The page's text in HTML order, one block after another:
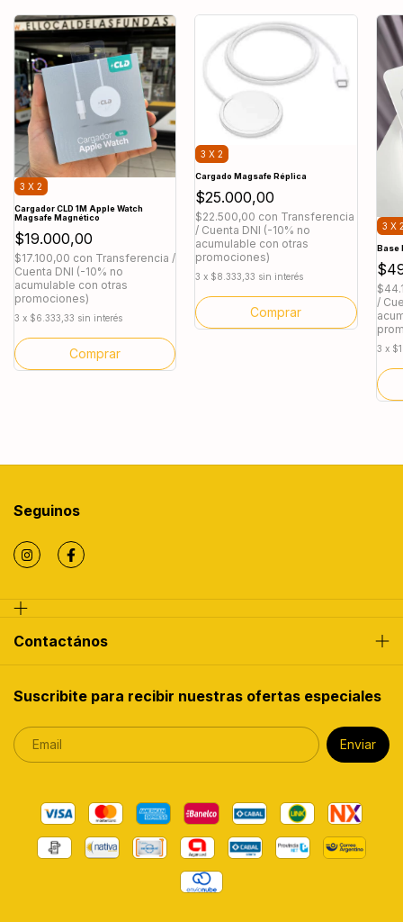
3 X 2
Cargador CLD 1M Apple Watch
Magsafe Magnético
$19.000,00
$17.100,00 con Transferencia /
Cuenta DNI (-10% no
acumulable con otras
promociones)
3 x $6.333,33 sin interés
3 X 2
Cargado Magsafe Réplica
$25.000,00
$22.500,00 con Transferencia
/ Cuenta DNI (-10% no
acumulable con otras
promociones)
3 x $8.333,33 sin interés
3 X
Base
/
3 x
Seguinos
Contactános
Suscribite para recibir nuestras ofertas especiales